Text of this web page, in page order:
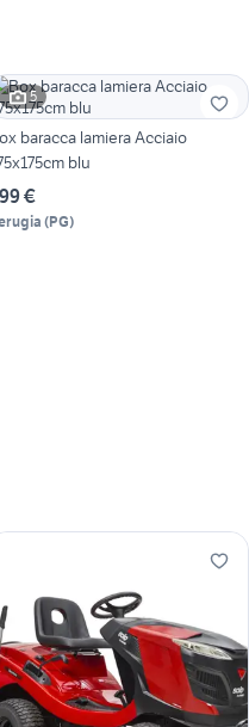
5
baracca lamiera Acciaio
blu
€
(PG)